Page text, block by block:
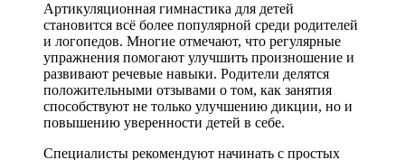
Артикуляционная гимнастика для детей
становится всё более популярной среди родителей
и логопедов. Многие отмечают, что регулярные
упражнения помогают улучшить произношение и
развивают речевые навыки. Родители делятся
положительными отзывами о том, как занятия
способствуют не только улучшению дикции, но и
повышению уверенности детей в себе.
Специалисты рекомендуют начинать с простых